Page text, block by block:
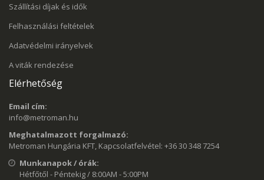
Szállítási díjak és idők
Felhasználási feltételek
Adatvédelmi irányelvek
A viták rendezése
Elérhetőség
Email cím:
info@metroman.hu
Meghatalmazott forgalmazó:
Metroman Hungária KFT, Kapcsolatfelvétel: +36 30 348 7254
Munkanapok / órák:
Hétfőtől - Péntekig / 8:00AM - 5:00PM